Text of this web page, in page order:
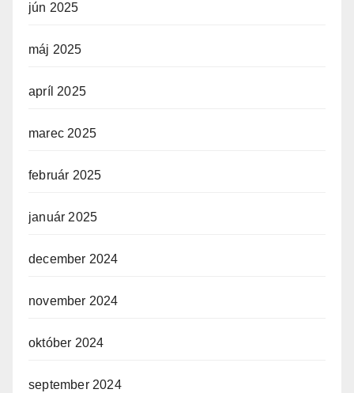
jún 2025
máj 2025
apríl 2025
marec 2025
február 2025
január 2025
december 2024
november 2024
október 2024
september 2024